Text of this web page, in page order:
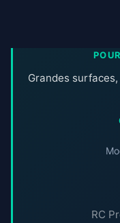
Grandes
RC